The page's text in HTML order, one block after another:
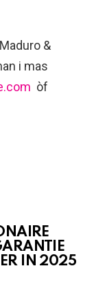
&
i mas
òf
IN 2025